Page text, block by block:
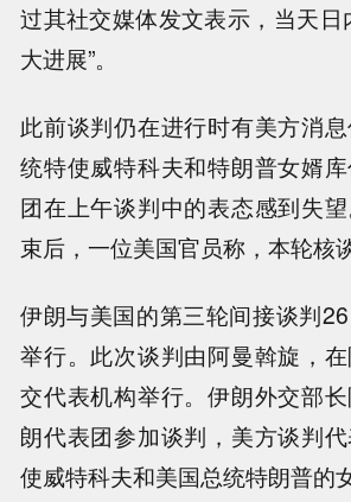
过其社交媒体发文表示，当天日
大进展”。
此前谈判仍在进行时有美方消
统特使威特科夫和特朗普女婿
团在上午谈判中的表态感到失
束后，一位美国官员称，本轮核谈
伊朗与美国的第三轮间接谈判
举行。此次谈判由阿曼斡旋，
交代表机构举行。伊朗外交部
朗代表团参加谈判，美方谈判
使威特科夫和美国总统特朗普的